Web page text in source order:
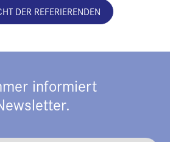
DER REFERIERENDEN
informiert